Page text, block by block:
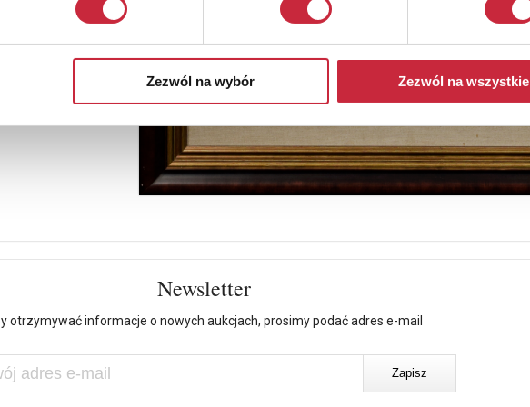
Zezwól na wybór Zezwól na wszystkie
Newsletter
otrzymywać informacje o nowych aukcjach, prosimy podać adres e-mail